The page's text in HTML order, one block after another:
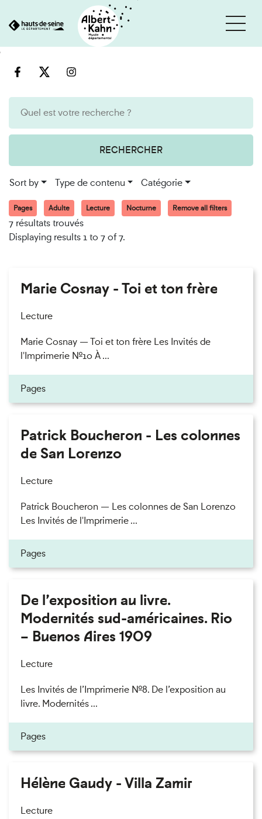
engine
RECHERCHER
Sort by Type de contenu Catégorie
Pages Adulte Lecture Nocturne Remove all filters
7 résultats trouvés
Displaying results 1 to 7 of 7.
Marie Cosnay - Toi et ton frère
Lecture
Marie Cosnay — Toi et ton frère Les Invités de
l'Imprimerie n°10 À ...
Pages
Patrick Boucheron - Les colonnes
de San Lorenzo
Lecture
Patrick Boucheron — Les colonnes de San Lorenzo
Les Invités de l'Imprimerie ...
Pages
De l’exposition au livre.
Modernités sud-américaines. Rio
– Buenos Aires 1909
Lecture
Les Invités de l’Imprimerie n°8. De l’exposition au
livre. Modernités ...
Pages
Hélène Gaudy - Villa Zamir
Lecture
Cookies management panel